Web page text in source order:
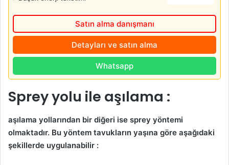
Satın alma danışmanı
Detayları ve satın alma
Whatsapp
Sprey yolu ile aşılama :
aşılama yollarından bir diğeri ise sprey yöntemi
olmaktadır. Bu yöntem tavukların yaşına göre aşağıdaki
şekillerde uygulanabilir :